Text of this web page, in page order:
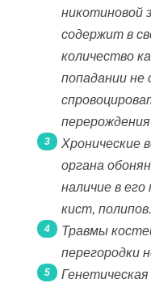
никотиновой
содержит в
количество
попадании не
Хронические
органа
наличие в
кист, полипов.
Травмы
перегородки